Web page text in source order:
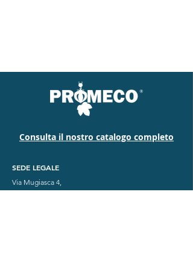
Consulta il nostro catalogo completo
SEDE LEGALE
Via Mugiasca 4,